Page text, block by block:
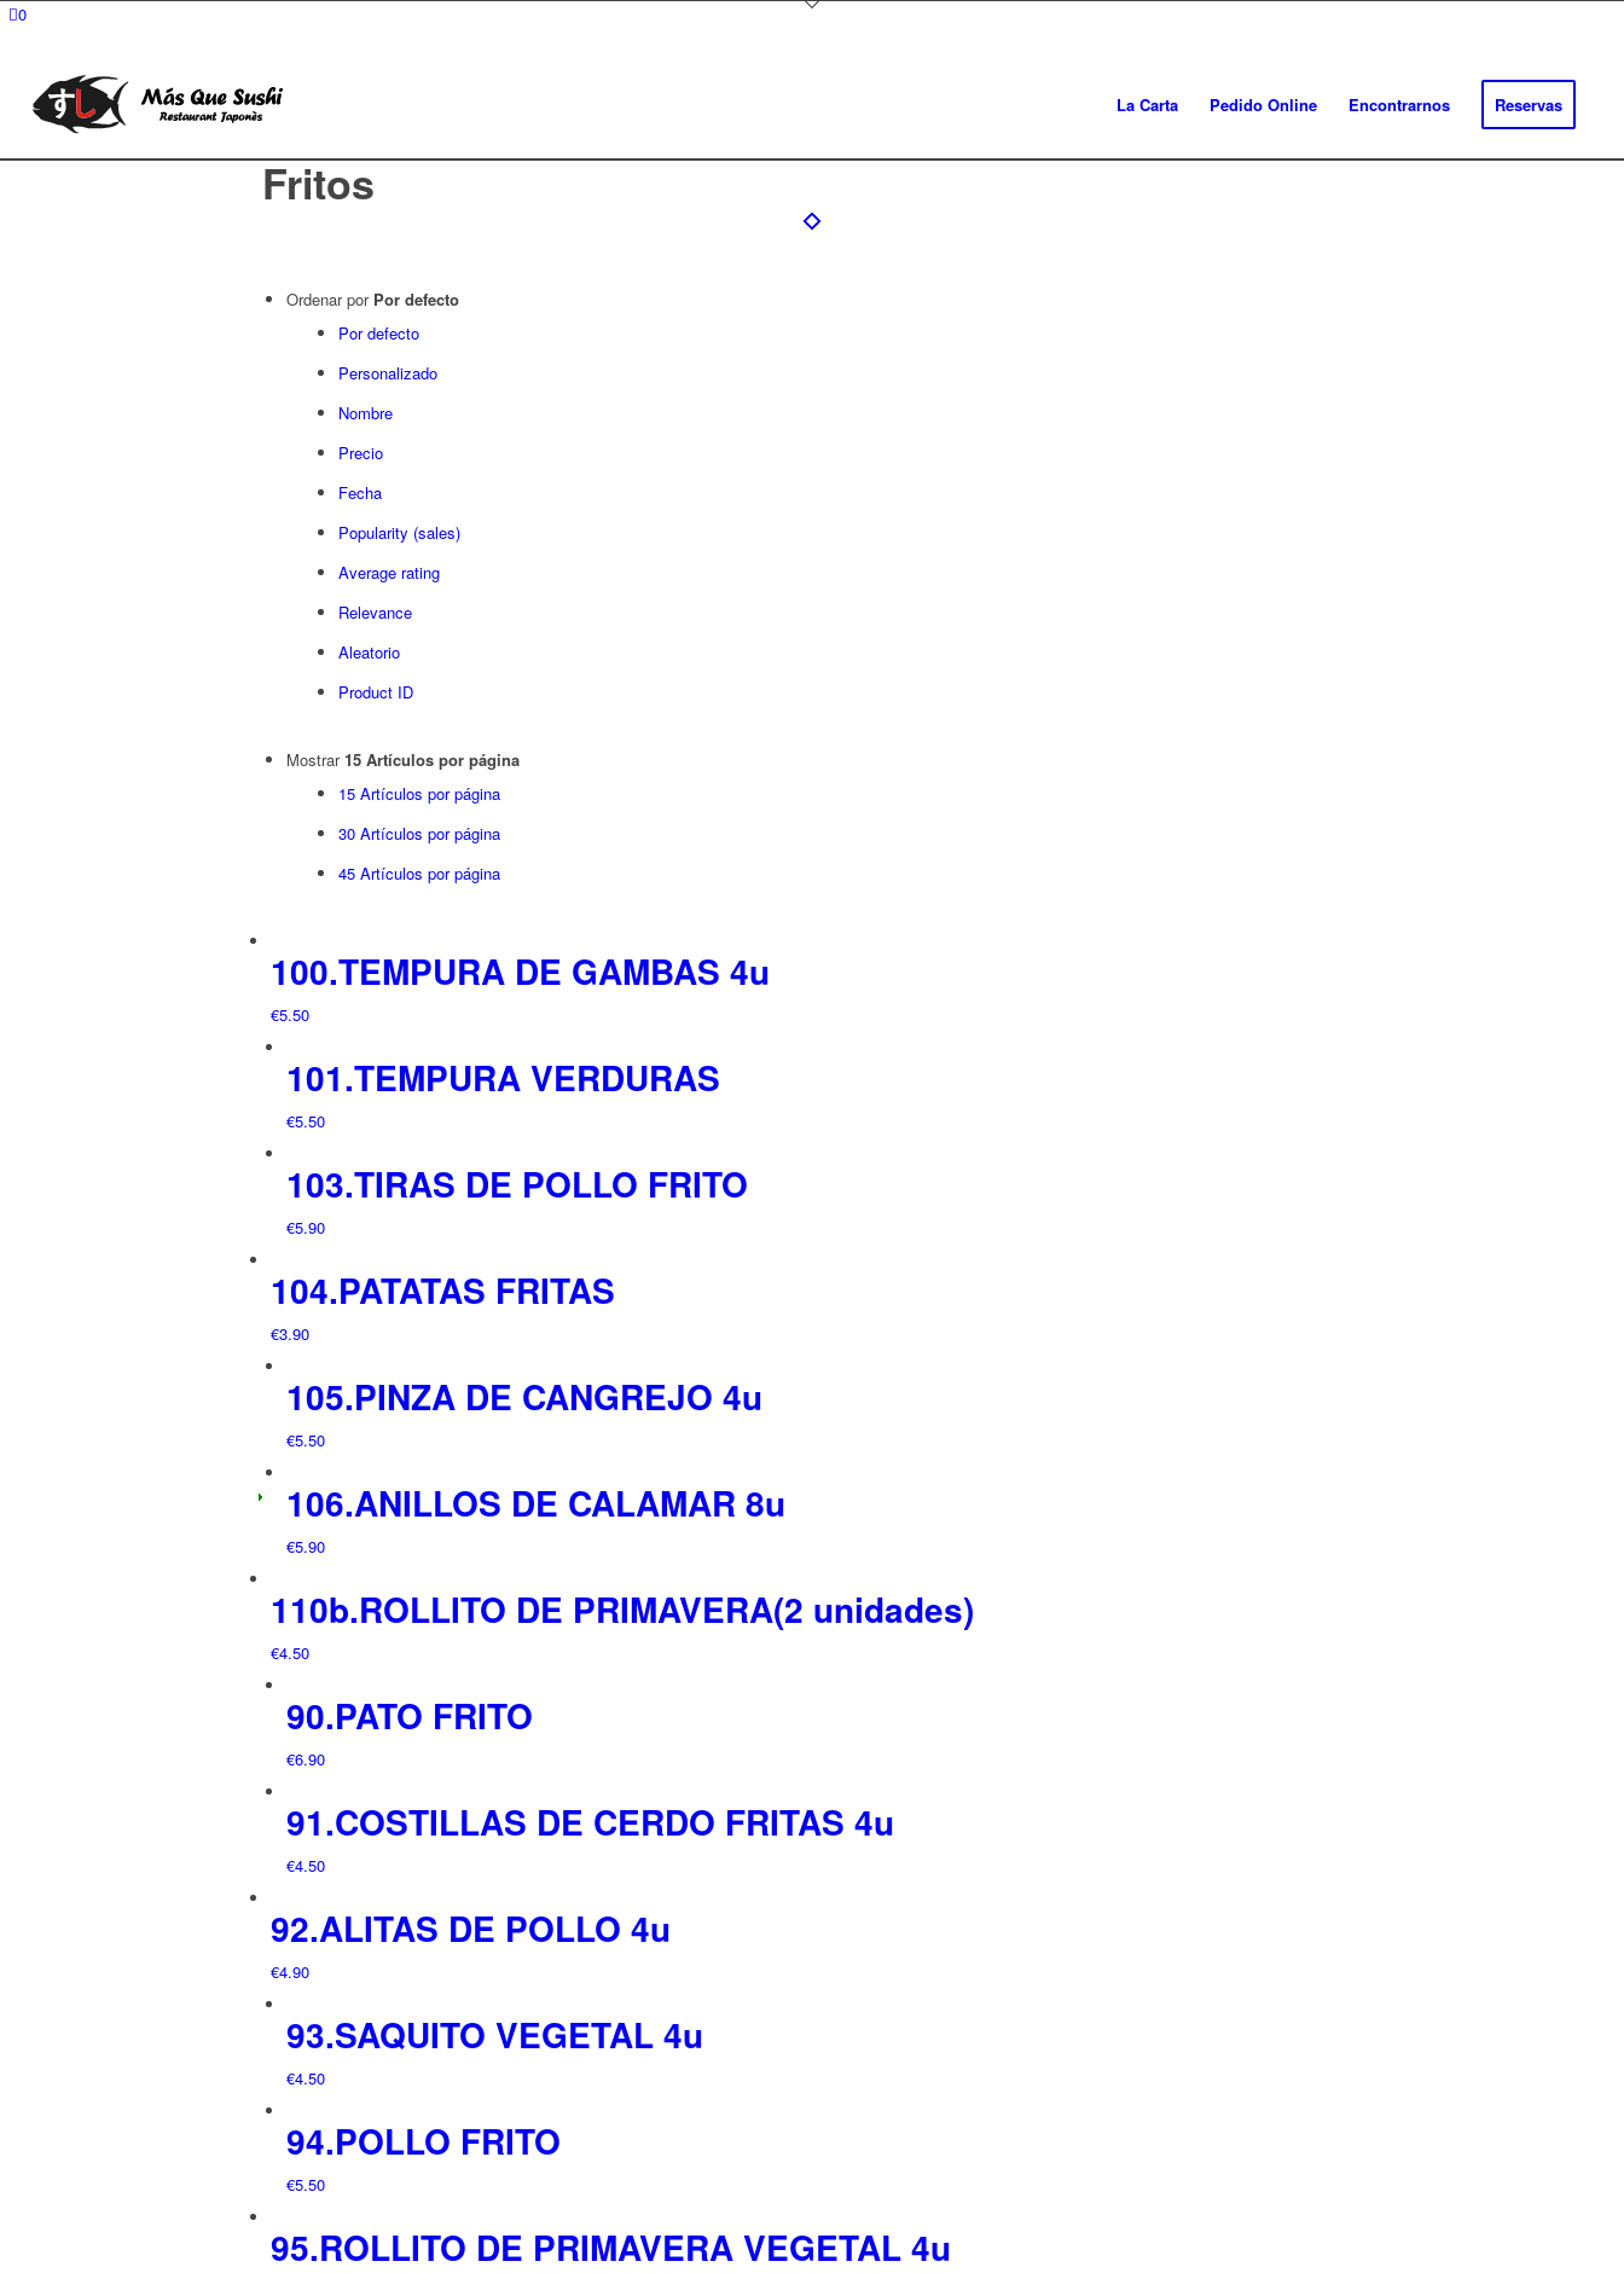
0
La Carta Pedido Online Encontrarnos Reservas
Fritos
Ordenar por Por defecto
Por defecto
Personalizado
Nombre
Precio
Fecha
Popularity (sales)
Average rating
Relevance
Aleatorio
Product ID
Mostrar 15 Artículos por página
15 Artículos por página
30 Artículos por página
45 Artículos por página
100.TEMPURA DE GAMBAS 4u
€5.50
101.TEMPURA VERDURAS
€5.50
103.TIRAS DE POLLO FRITO
€5.90
104.PATATAS FRITAS
€3.90
105.PINZA DE CANGREJO 4u
€5.50
106.ANILLOS DE CALAMAR 8u
€5.90
110b.ROLLITO DE PRIMAVERA(2 unidades)
€4.50
90.PATO FRITO
€6.90
91.COSTILLAS DE CERDO FRITAS 4u
€4.50
92.ALITAS DE POLLO 4u
€4.90
93.SAQUITO VEGETAL 4u
€4.50
94.POLLO FRITO
€5.50
95.ROLLITO DE PRIMAVERA VEGETAL 4u